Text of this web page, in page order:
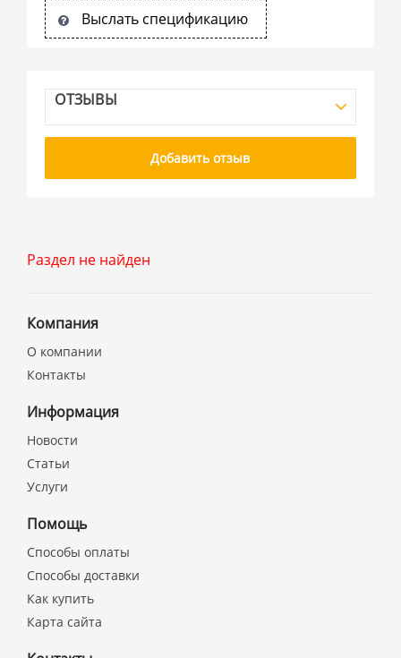
Выслать спецификацию
ОТЗЫВЫ
Добавить отзыв
Раздел не найден
Компания
О компании
Контакты
Информация
Новости
Статьи
Услуги
Помощь
Способы оплаты
Способы доставки
Как купить
Карта сайта